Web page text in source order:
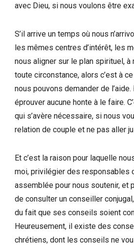
avec Dieu, si nous voulons être
S’il arrive un temps où nous
les mêmes centres d’intérêt, les
nous aligner sur le plan spirituel, à
toute circonstance, alors c’est à
nous pouvons demander de
éprouver aucune honte à le faire.
qui s’avère nécessaire, si nous
relation de couple et ne pas aller
Et c’est la raison pour laquelle
moi, privilégier des responsables
assemblée pour nous soutenir, et
de consulter un conseiller
du fait que ses conseils soient
Heureusement, il existe des
chrétiens, dont les conseils ne